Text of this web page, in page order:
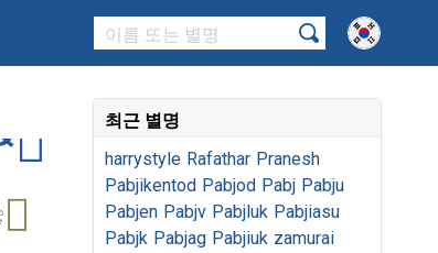
최근 별명
harrystyle Rafathar Pranesh
Pabjikentod Pabjod Pabj Pabju
Pabjen Pabjv Pabjluk Pabjiasu
Pabjk Pabjag Pabjiuk zamurai